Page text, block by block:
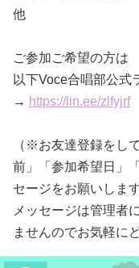
他
ご参加ご希望の方は
以下Voce合唱部公式
→ https://lin.ee/zlfyjrf
（※お友達登録をし
前」「参加希望日」
セージをお願いしま
メッセージは管理者
ませんのでお気軽に